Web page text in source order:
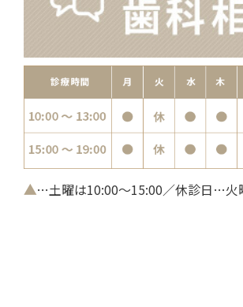
▲…土曜は10:00～15:00／休診日…火